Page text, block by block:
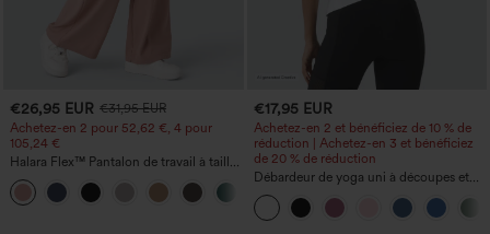
€26,95 EUR €31,95 EUR
Achetez-en 2 pour 52,62 €, 4 pour
105,24 €
Halara Flex™ Pantalon de travail à taille
haute, jambe large, avec poches, en
maille gaufrée
€17,95 EUR
Achetez-en 2 et bénéficiez de 10 % de
réduction | Achetez-en 3 et bénéficiez
de 20 % de réduction
Débardeur de yoga uni à découpes et
ourlet croisé